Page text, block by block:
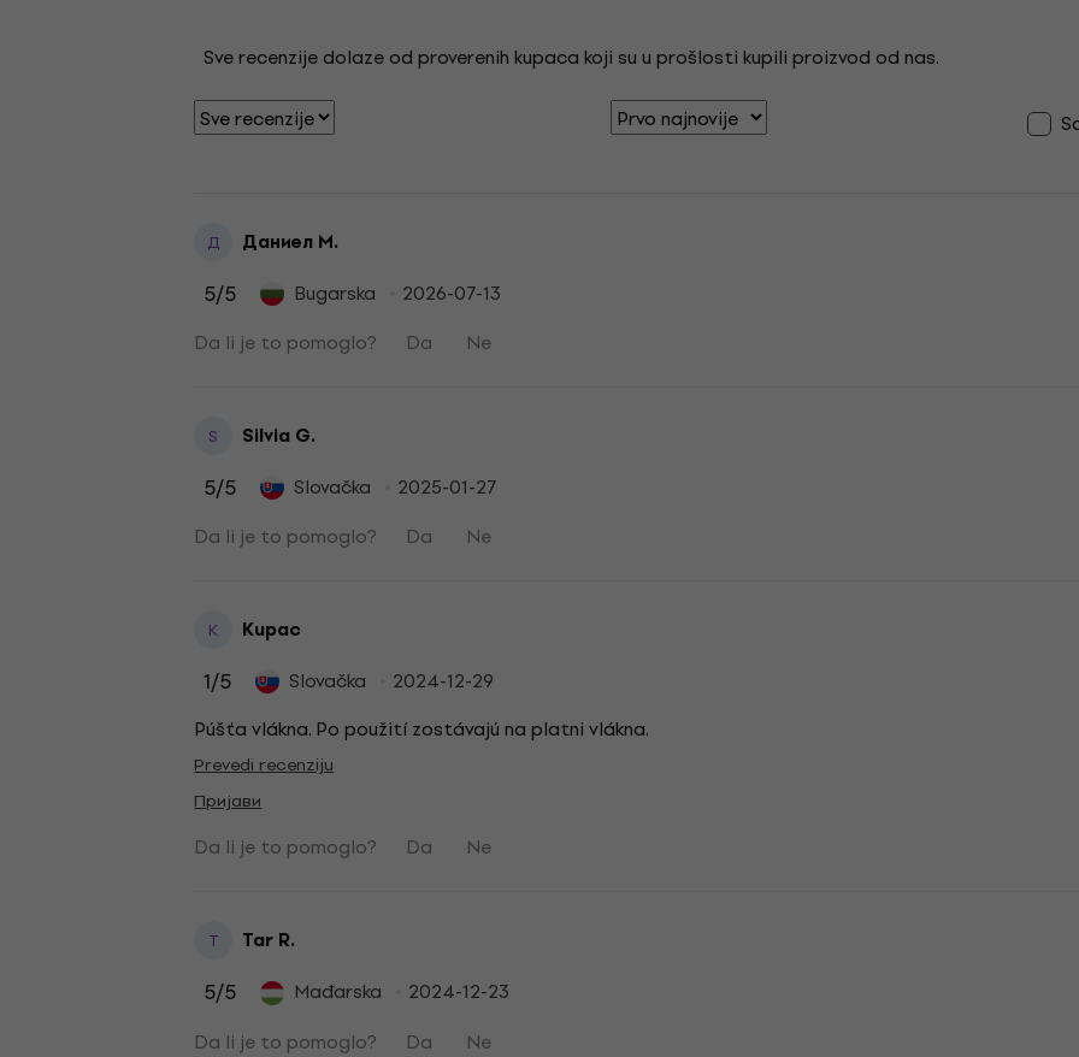
Sve recenzije dolaze od proverenih kupaca koji su u prošlosti kupili proizvod od nas.
Д Даниел М.
5/5 Bugarska
2026-07-13
Da li je to pomoglo?
Da Ne
S Silvia G.
5/5 Slovačka
2025-01-27
Da li je to pomoglo?
Da Ne
K Kupac
1/5 Slovačka
2024-12-29
Púšťa vlákna. Po použití zostávajú na platni vlákna.
Prevedi recenziju
Пријави
Da li je to pomoglo? Da Ne
T Tar R.
5/5 Mađarska
2024-12-23
Da li je to pomoglo?
Da Ne